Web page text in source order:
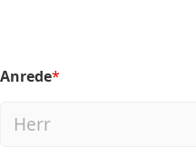
Anrede*
(required)